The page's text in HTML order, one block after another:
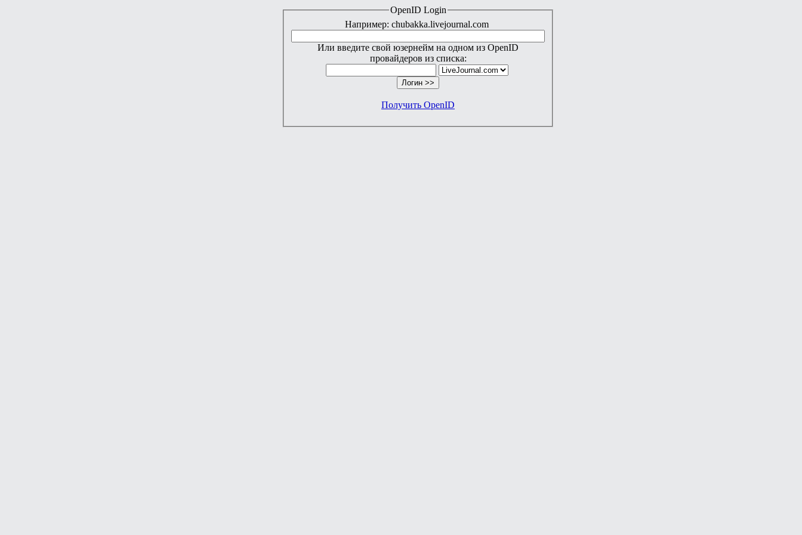
OpenID Login
Например: chubakka.livejournal.com
Или введите свой юзернейм на одном из OpenID
провайдеров из списка:
Получить OpenID